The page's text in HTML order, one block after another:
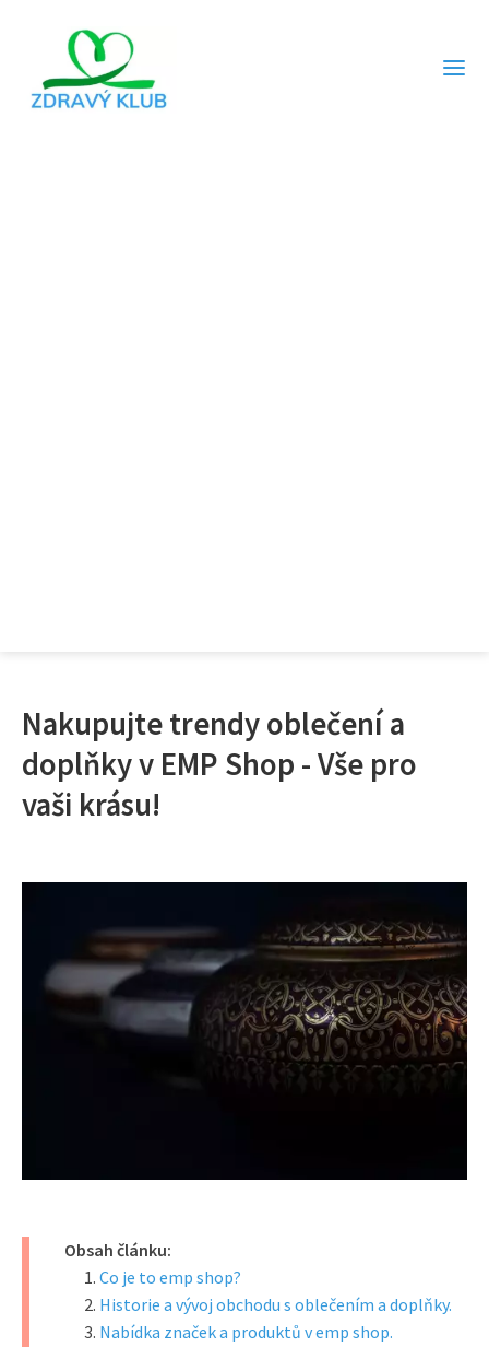
Nakupujte trendy oblečení a
doplňky v EMP Shop - Vše pro
vaši krásu!
Obsah článku:
Co je to emp shop?
Historie a vývoj obchodu s oblečením a doplňky.
Nabídka značek a produktů v emp shop.